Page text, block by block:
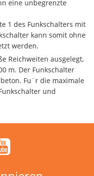
eine unbegrenzte
1 des Funkschalters mit
kann somit ohne
werden.
Reichweiten ausgelegt,
m. Der Funkschalter
Fu¨r die maximale
und